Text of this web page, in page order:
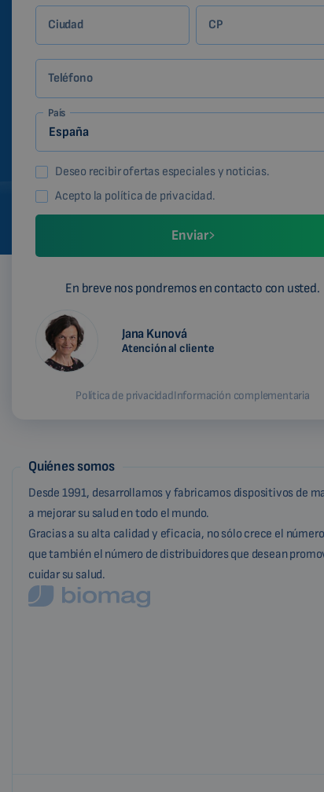
Ciudad CP
Teléfono
País
Deseo recibir ofertas especiales y noticias.
Acepto la política de privacidad.
Enviar
En breve nos pondremos en contacto con usted.
Jana Kunová
Atención al cliente
Política de privacidadInformación complementaria
Quiénes somos
Desde 1991, desarrollamos y fabricamos dispositivos de
a mejorar su salud en todo el mundo.
Gracias a su alta calidad y eficacia, no sólo crece el
que también el número de distribuidores que desean
cuidar su salud.